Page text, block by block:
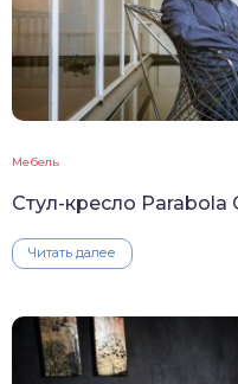
Мебель
Стул-кресло Parabola
Читать далее